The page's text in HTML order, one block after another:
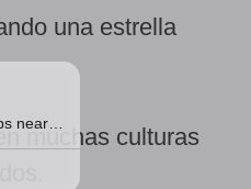
una estrella
muchas culturas